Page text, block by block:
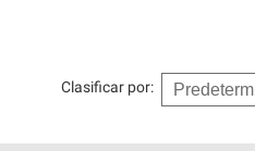
Clasificar por: